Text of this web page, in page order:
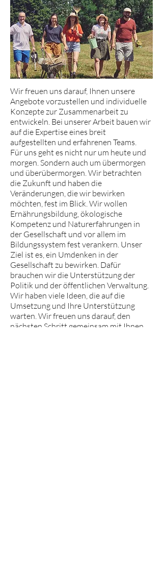
Wir freuen uns darauf, Ihnen unsere
Angebote vorzustellen und individuelle
Konzepte zur Zusammenarbeit zu
entwickeln. Bei unserer Arbeit bauen wir
auf die Expertise eines breit
aufgestellten und erfahrenen Teams.
Für uns geht es nicht nur um heute und
morgen. Sondern auch um übermorgen
und überübermorgen. Wir betrachten
die Zukunft und haben die
Veränderungen, die wir bewirken
möchten, fest im Blick. Wir wollen
Ernährungsbildung, ökologische
Kompetenz und Naturerfahrungen in
der Gesellschaft und vor allem im
Bildungssystem fest verankern. Unser
Ziel ist es, ein Umdenken in der
Gesellschaft zu bewirken. Dafür
brauchen wir die Unterstützung der
Politik und der öffentlichen Verwaltung.
Wir haben viele Ideen, die auf die
Umsetzung und Ihre Unterstützung
warten. Wir freuen uns darauf, den
nächsten Schritt gemeinsam mit Ihnen